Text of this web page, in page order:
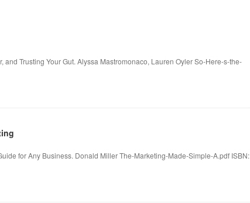
Trusting Your Gut. Alyssa Mastromonaco, Lauren Oyler So-Here-s-the-
for Any Business. Donald Miller The-Marketing-Made-Simple-A.pdf ISBN: